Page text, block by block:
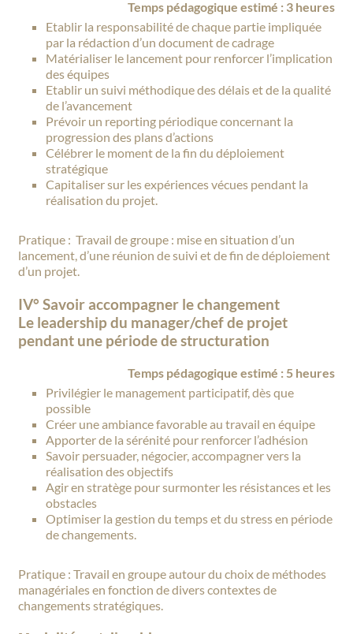
Temps pédagogique estimé : 3 heures
Etablir la responsabilité de chaque partie impliquée
par la rédaction d’un document de cadrage
Matérialiser le lancement pour renforcer l’implication
des équipes
Etablir un suivi méthodique des délais et de la qualité
de l’avancement
Prévoir un reporting périodique concernant la
progression des plans d’actions
Célébrer le moment de la fin du déploiement
stratégique
Capitaliser sur les expériences vécues pendant la
réalisation du projet.
Pratique : Travail de groupe : mise en situation d’un
lancement, d’une réunion de suivi et de fin de déploiement
d’un projet.
IV° Savoir accompagner le changement
Le leadership du manager/chef de projet
pendant une période de structuration
Temps pédagogique estimé : 5 heures
Privilégier le management participatif, dès que
possible
Créer une ambiance favorable au travail en équipe
Apporter de la sérénité pour renforcer l’adhésion
Savoir persuader, négocier, accompagner vers la
réalisation des objectifs
Agir en stratège pour surmonter les résistances et les
obstacles
Optimiser la gestion du temps et du stress en période
de changements.
Pratique : Travail en groupe autour du choix de méthodes
managériales en fonction de divers contextes de
changements stratégiques.